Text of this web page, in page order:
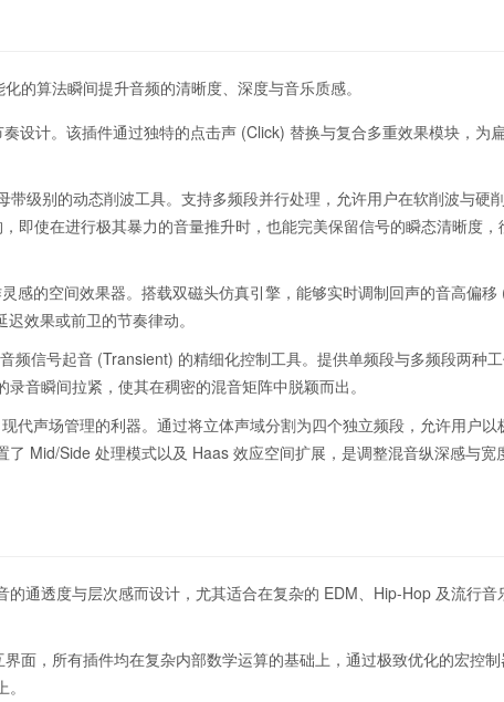
的算法瞬间提升音频的清晰度、深度与音乐质感。
设计。该插件通过独特的点击声 (Click) 替换与复合多重效果模块，为
带级别的动态削波工具。支持多频段并行处理，允许用户在软削波与硬
即使在进行极其暴力的音量推升时，也能完美保留信号的瞬态清晰度，
感的空间效果器。搭载双磁头仿真引擎，能够实时调制回声的音高偏移
效果或前卫的节奏律动。
频信号起音 (Transient) 的精细化控制工具。提供单频段与多频段两种
音瞬间拉紧，使其在稠密的混音矩阵中脱颖而出。
现代声场管理的利器。通过将立体声域分割为四个独立频段，允许用户以
Mid/Side 处理模式以及 Haas 效应空间扩展，是调整混音纵深感与宽
通透度与层次感而设计，尤其适合在复杂的 EDM、Hip-Hop 及流行音
面，所有插件均在复杂内部数学运算的基础上，通过极致优化的宏控